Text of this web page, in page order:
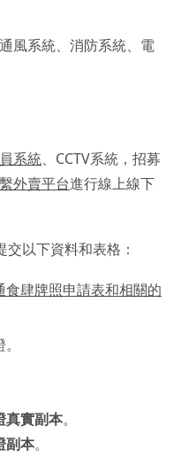
風系統、消防系統、電
系統、CCTV系統，招募
外賣平台進行線上線下
以下資料和表格：
食肆牌照申請表和相關的
真實副本。
副本。